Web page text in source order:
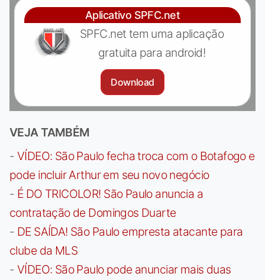
Aplicativo SPFC.net
SPFC.net tem uma aplicação
gratuita para android!
Download
VEJA TAMBÉM
- VÍDEO: São Paulo fecha troca com o Botafogo e
pode incluir Arthur em seu novo negócio
- É DO TRICOLOR! São Paulo anuncia a
contratação de Domingos Duarte
- DE SAÍDA! São Paulo empresta atacante para
clube da MLS
- VÍDEO: São Paulo pode anunciar mais duas